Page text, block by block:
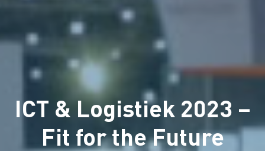
ICT & Logistiek 2023 –
Fit for the Future